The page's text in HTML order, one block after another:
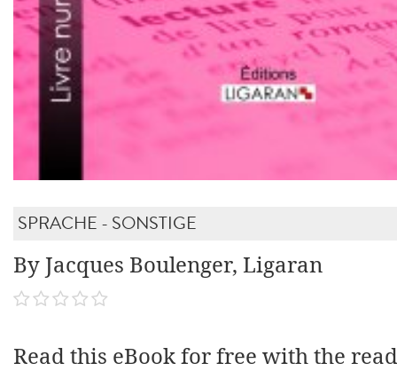
SPRACHE - SONSTIGE
By Jacques Boulenger, Ligaran
Read this eBook for free with the